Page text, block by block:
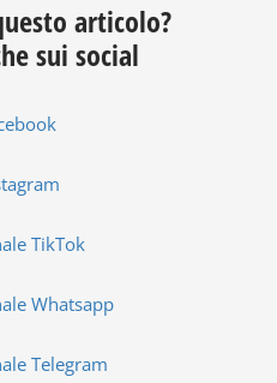
articolo?
sui social
TikTok
Whatsapp
Telegram